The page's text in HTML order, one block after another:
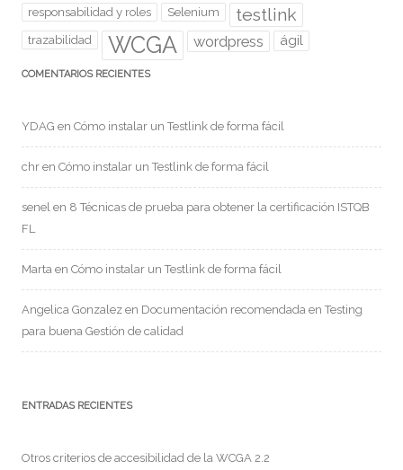
responsabilidad y roles Selenium testlink
trazabilidad WCGA wordpress ágil
COMENTARIOS RECIENTES
YDAG en Cómo instalar un Testlink de forma fácil
chr en Cómo instalar un Testlink de forma fácil
senel en 8 Técnicas de prueba para obtener la certificación ISTQB
FL
Marta en Cómo instalar un Testlink de forma fácil
Angelica Gonzalez en Documentación recomendada en Testing
para buena Gestión de calidad
ENTRADAS RECIENTES
Otros criterios de accesibilidad de la WCGA 2.2